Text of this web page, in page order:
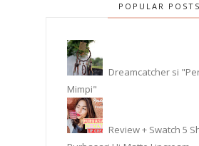
POPULAR POSTS
Dreamcatcher si
Mimpi"
Review + Swatch 5